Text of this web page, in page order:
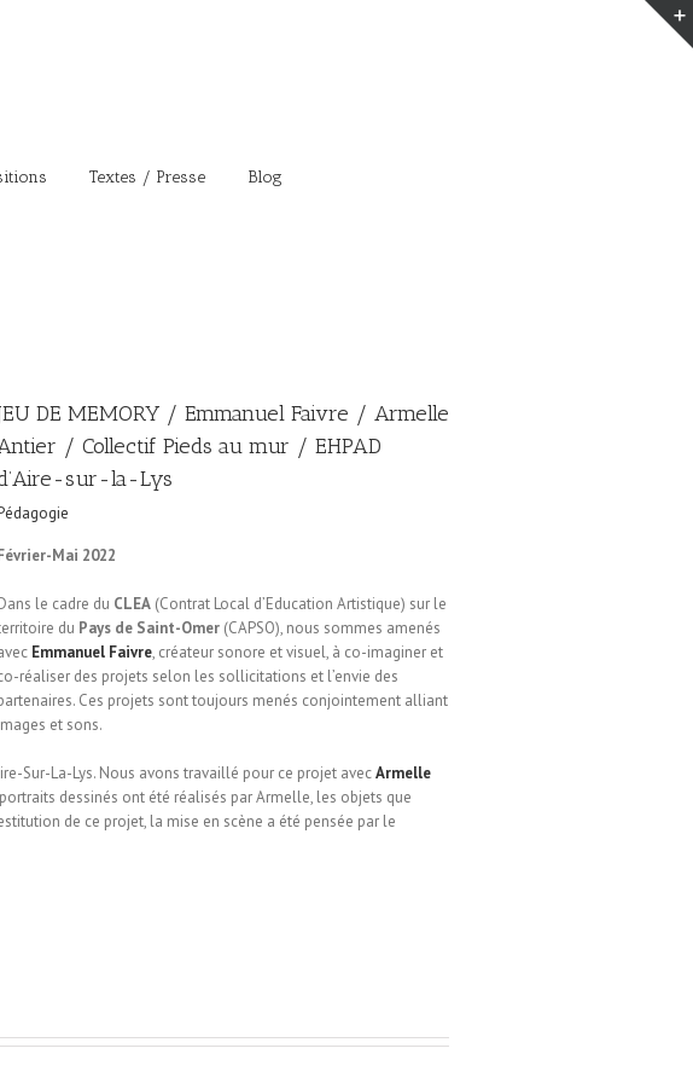
Textes / Presse Blog
DE MEMORY / Emmanuel Faivre / Armelle
/ Collectif Pieds au mur / EHPAD
sur-la-Lys
Mai 2022
le cadre du CLEA (Contrat Local d’Education Artistique) sur le
du Pays de Saint-Omer (CAPSO), nous sommes amenés
Emmanuel Faivre, créateur sonore et visuel, à co-imaginer et
réaliser des projets selon les sollicitations et l’envie des
Ces projets sont toujours menés conjointement alliant
et sons.
Sur-La-Lys. Nous avons travaillé pour ce projet avecArmelle
dessinés ont été réalisés par Armelle, les objets que
de ce projet, la mise en scène a été pensée par le